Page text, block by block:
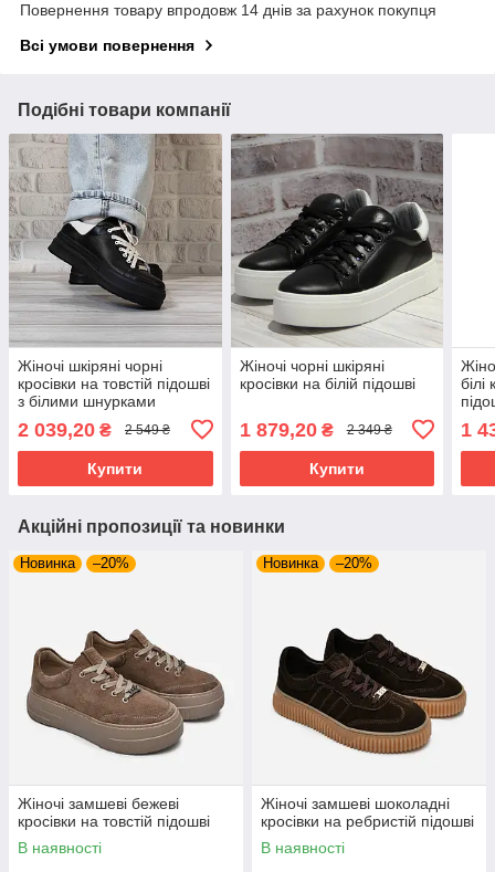
Повернення товару впродовж 14 днів за рахунок покупця
Всі умови повернення
Подібні товари компанії
Жіночі шкіряні чорні
кросівки на товстій підошві
з білими шнурками
2 039,20 ₴ 2 549 ₴
Купити
Жіночі чорні шкіряні
кросівки на білій підошві
1 879,20₴ 2 349 ₴
Купити
білі
1
Акційні пропозиції та новинки
Новинка –20%
Жіночі замшеві бежеві
кросівки на товстій підошві
В наявності
Новинка –20%
Жіночі замшеві шоколадні
кросівки на ребристій підошві
В наявності